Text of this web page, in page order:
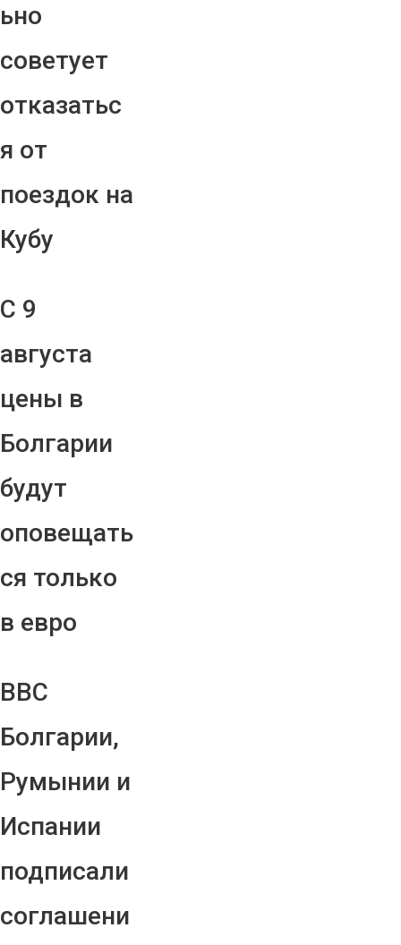
ьно
советует
отказатьс
я от
поездок на
Кубу
С 9
августа
цены в
Болгарии
будут
оповещать
ся только
в евро
ВВС
Болгарии,
Румынии и
Испании
подписали
соглашени